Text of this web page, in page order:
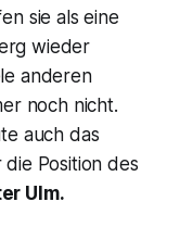
sie als eine
wieder
anderen
noch nicht.
auch das
Position des
Ulm.